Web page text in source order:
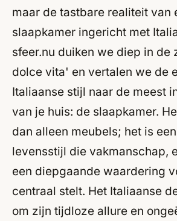
maar de tastbare realiteit van
slaapkamer ingericht met
sfeer.nu duiken we diep in de
dolce vita' en vertalen we de
Italiaanse stijl naar de meest
van je huis: de slaapkamer.
dan alleen meubels; het is
levensstijl die vakmanschap,
een diepgaande waardering
centraal stelt. Het Italiaanse
om zijn tijdloze allure en